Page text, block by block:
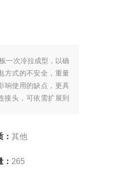
一次冷拉成型，以确
方式的不安全，重量
响使用的缺点，更具
接头，可依需扩展到
：其他
265